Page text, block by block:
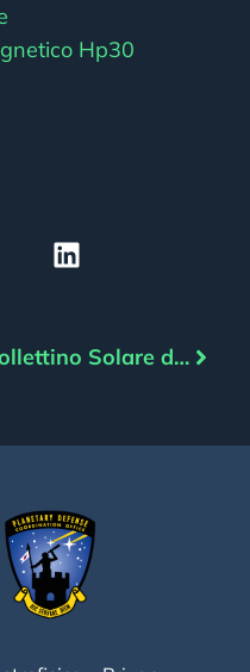
Hp30
Bollettino Solare del 30/11/2025